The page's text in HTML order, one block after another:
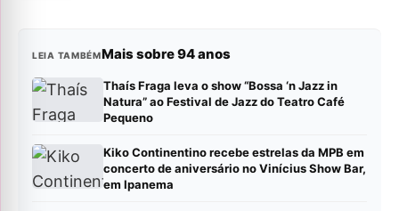
LEIA TAMBÉMMais sobre 94 anos
Thaís Fraga leva o show “Bossa ‘n Jazz in
Natura” ao Festival de Jazz do Teatro Café
Pequeno
Kiko Continentino recebe estrelas da MPB em
concerto de aniversário no Vinícius Show Bar,
em Ipanema